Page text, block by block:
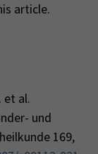
article.
et al.
und
169,